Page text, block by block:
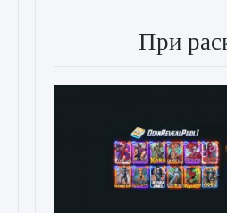
При